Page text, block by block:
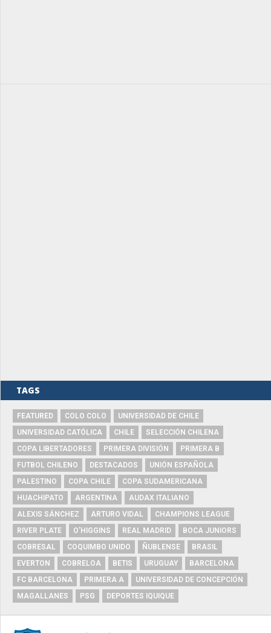
TAGS
FEATURED COLO COLO
UNIVERSIDAD DE CHILE
UNIVERSIDAD CATÓLICA
CHILE
SELECCIÓN CHILENA
COPA LIBERTADORES
PRIMERA DIVISIÓN
PRIMERA B
FUTBOL CHILENO
DESTACADOS
UNIÓN ESPAÑOLA
PALESTINO
COPA CHILE
COPA SUDAMERICANA
HUACHIPATO
ARGENTINA
AUDAX ITALIANO
ALEXIS SÁNCHEZ
ARTURO VIDAL
CHAMPIONS LEAGUE
RIVER PLATE
O'HIGGINS REAL MADRID
BOCA JUNIORS
COBRESAL
COQUIMBO UNIDO ÑUBLENSE
BRASIL
EVERTON
COBRELOA BETIS URUGUAY
BARCELONA
FC BARCELONA
PRIMERA A
UNIVERSIDAD DE CONCEPCIÓN
MAGALLANES
PSG DEPORTES IQUIQUE